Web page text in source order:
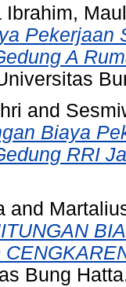
Pekerjaan
A
and
Biaya
RRI
and
Bung